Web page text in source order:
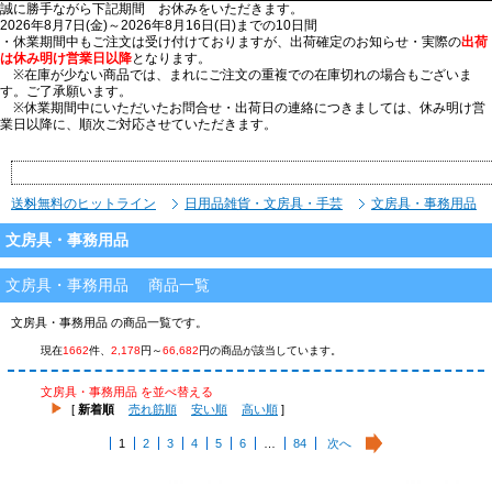
誠に勝手ながら下記期間 お休みをいただきます。
2026年8月7日(金)～2026年8月16日(日)までの10日間
・休業期間中もご注文は受け付けておりますが、出荷確定のお知らせ・実際の出荷
は休み明け営業日以降となります。
※在庫が少ない商品では、まれにご注文の重複での在庫切れの場合もございま
す。ご了承願います。
※休業期間中にいただいたお問合せ・出荷日の連絡につきましては、休み明け営
業日以降に、順次ご対応させていただきます。
送料無料のヒットライン 日用品雑貨・文房具・手芸 文房具・事務用品
文房具・事務用品
文房具・事務用品 商品一覧
文房具・事務用品 の商品一覧です。
現在1662件、 2,178円～66,682円の商品が該当しています。
文房具・事務用品 を並べ替える
[ 新着順 売れ筋順 安い順 高い順 ]
1 2 3 4 5 6 … 84 次へ